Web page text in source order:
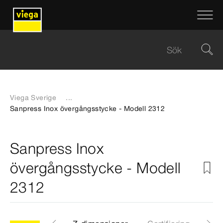
Viega Sverige
...
Sanpress Inox övergångsstycke - Modell 2312
Sanpress Inox
övergångsstycke - Modell
2312